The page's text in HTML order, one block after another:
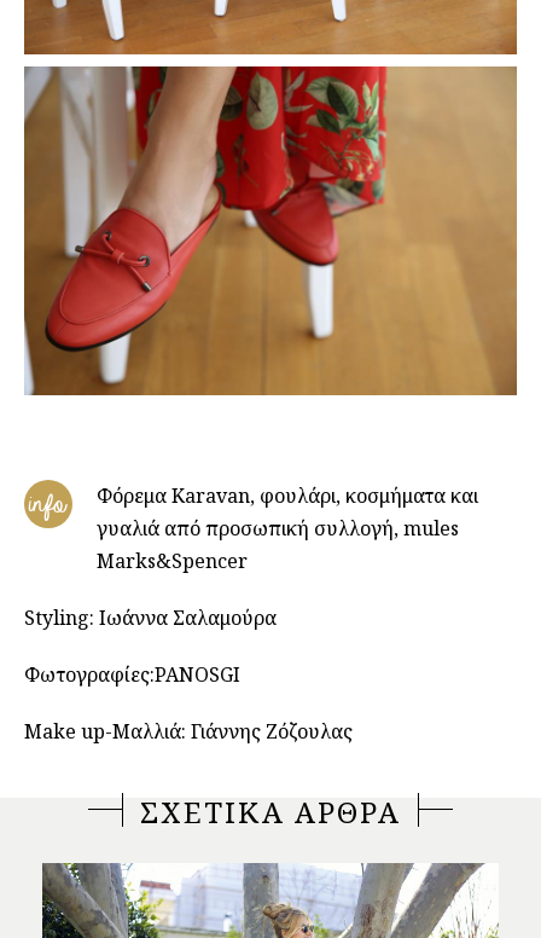
info
Φόρεμα Karavan, φουλάρι, κοσμήματα και
γυαλιά από προσωπική συλλογή, mules
Marks&Spencer
Styling: Ιωάννα Σαλαμούρα
Φωτογραφίες:PANOSGI
Make up-Μαλλιά: Γιάννης Ζόζουλας
ΣΧΕΤΙΚΑ ΑΡΘΡΑ